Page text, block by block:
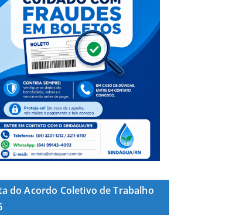
do Acordo Coletivo de Trabalho